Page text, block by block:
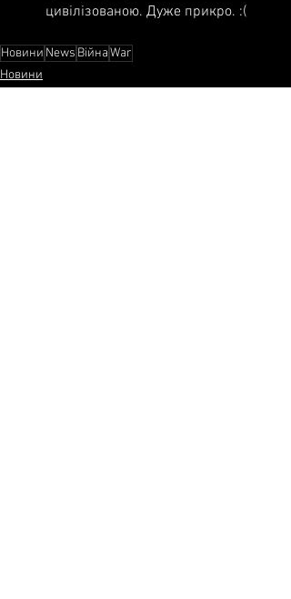
цивілізованою. Дуже прикро. :(
Новини News ВійнаWar
Новини